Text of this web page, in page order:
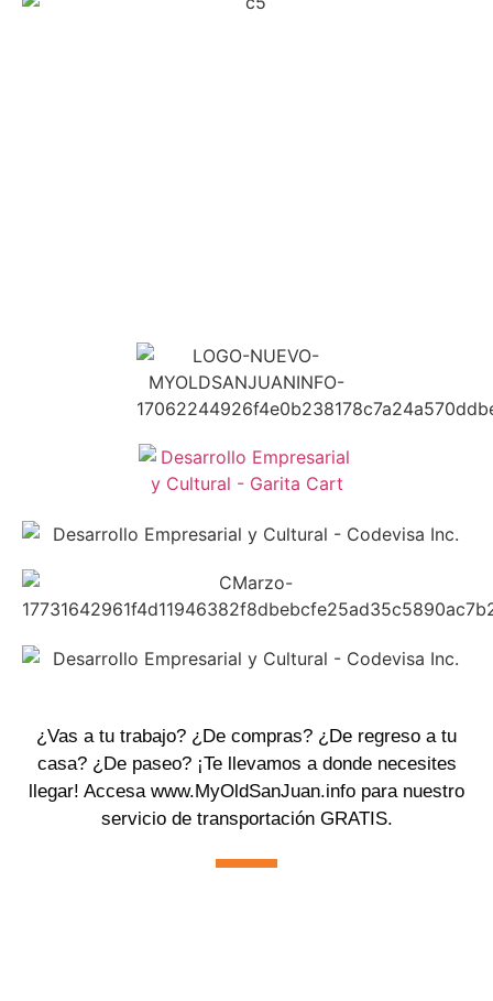
¿Vas a tu trabajo? ¿De compras? ¿De regreso a tu
casa? ¿De paseo? ¡Te llevamos a donde necesites
llegar! Accesawww.MyOldSanJuan.info para nuestro
servicio de transportación GRATIS.